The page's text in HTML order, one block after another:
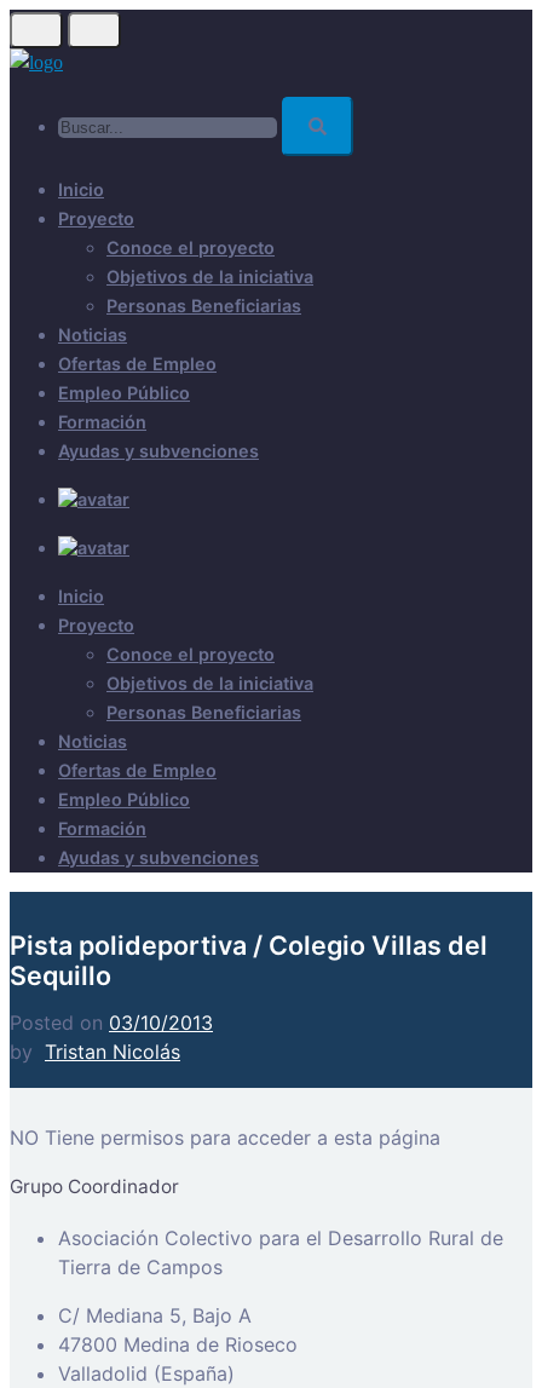
Skip
to
Inicio
Proyecto
Conoce el proyecto
Objetivos de la iniciativa
Personas Beneficiarias
Noticias
Ofertas de Empleo
Empleo Público
Formación
Ayudas y subvenciones
Inicio
Proyecto
Conoce el proyecto
Objetivos de la iniciativa
Personas Beneficiarias
Noticias
Ofertas de Empleo
Empleo Público
Formación
Ayudas y subvenciones
Pista polideportiva / Colegio Villas del
Sequillo
Posted on 03/10/2013
by Tristan Nicolás
NO Tiene permisos para acceder a esta página
Grupo Coordinador
Asociación Colectivo para el Desarrollo Rural de
Tierra de Campos
C/ Mediana 5, Bajo A
47800 Medina de Rioseco
Valladolid (España)